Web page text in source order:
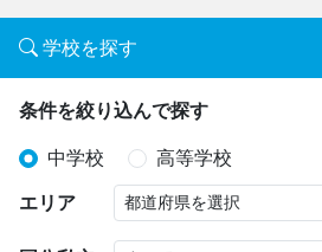
学校を探す
条件を絞り込んで探す
中学校 高等学校
エリア